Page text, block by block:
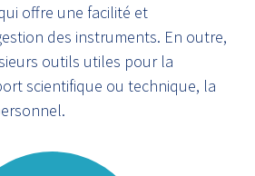
offre une facilité et
des instruments. En outre,
outils utiles pour la
scientifique ou technique, la